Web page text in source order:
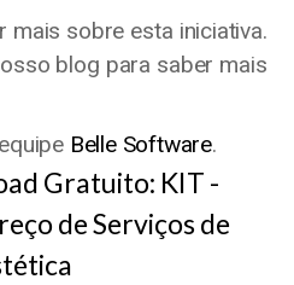
mais sobre esta iniciativa.
blog para saber mais
Belle Software.
Gratuito: KIT -
de Serviços de